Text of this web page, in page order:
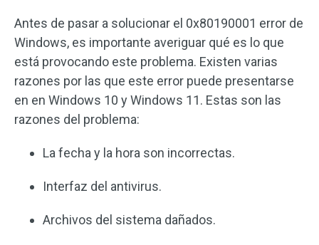
Antes de pasar a solucionar el 0x80190001 error de
Windows, es importante averiguar qué es lo que
está provocando este problema. Existen varias
razones por las que este error puede presentarse
en en Windows 10 y Windows 11. Estas son las
razones del problema:
La fecha y la hora son incorrectas.
Interfaz del antivirus.
Archivos del sistema dañados.